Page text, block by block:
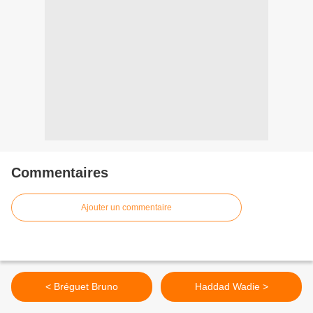
Commentaires
Ajouter un commentaire
< Bréguet Bruno Haddad Wadie >